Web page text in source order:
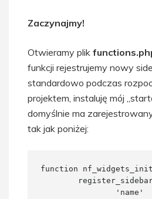
Zaczynajmy!
Otwieramy plik
funkcji rejestrujemy nowy
standardowo podczas
projektem, instaluję mój
domyślnie ma
tak jak poniżej:
function